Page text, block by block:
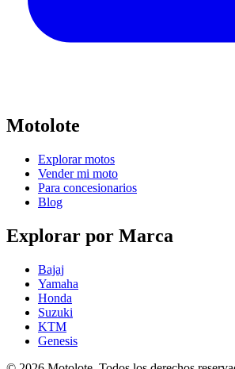
Motolote
Explorar motos
Vender mi moto
Para concesionarios
Blog
Explorar por Marca
Bajaj
Yamaha
Honda
Suzuki
KTM
Genesis